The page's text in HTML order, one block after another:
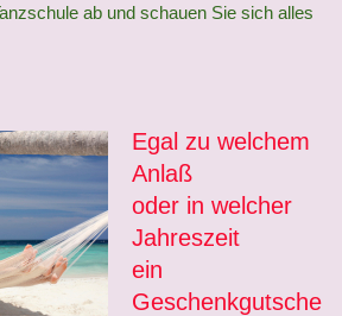
ab und schauen Sie sich alles
Egal zu welchem
Anlaß
oder in welcher
Jahreszeit
ein
Geschenkgutsche